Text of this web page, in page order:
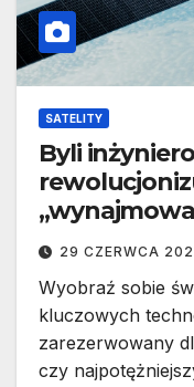
SATELITY
Byli
29 CZERWCA
Wyobraź sobie
kluczowych
zarezerwowany
czy